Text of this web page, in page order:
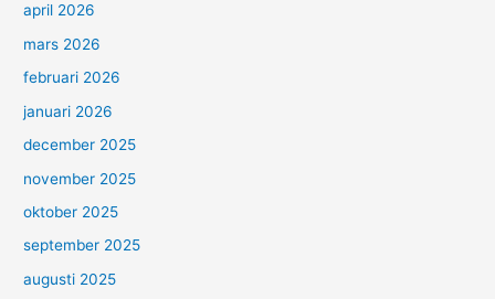
april 2026
mars 2026
februari 2026
januari 2026
december 2025
november 2025
oktober 2025
september 2025
augusti 2025